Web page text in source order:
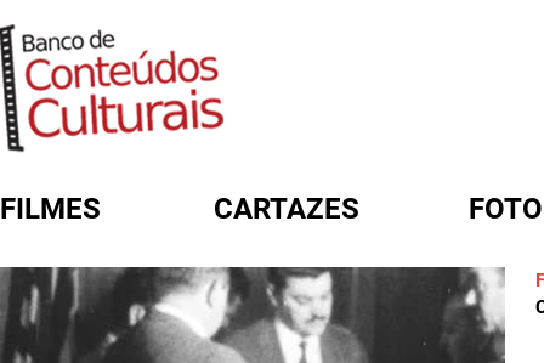
FILMES CARTAZES
FORMULÁRIO DE BUSCA